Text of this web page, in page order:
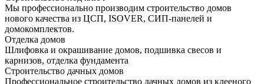
Мы профессионально производим строительство домов
нового качества из ЦСП, ISOVER, СИП-панелей и
домокомплектов.
Отделка домов
Шлифовка и окрашивание домов, подшивка свесов и
карнизов, отделка фундамента
Строительство дачных домов
Профессиональное строительство дачных домов из клееного